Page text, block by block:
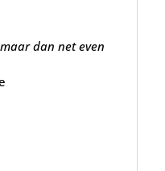
dan net even